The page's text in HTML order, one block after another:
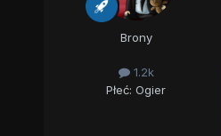
Brony
1.2k
Płeć: Ogier